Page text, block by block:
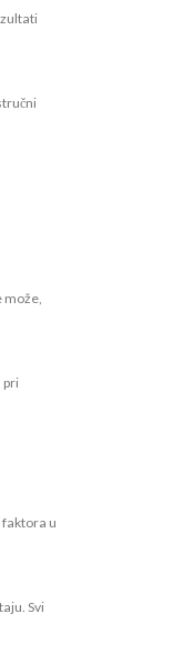
može,
pri
u
Svi